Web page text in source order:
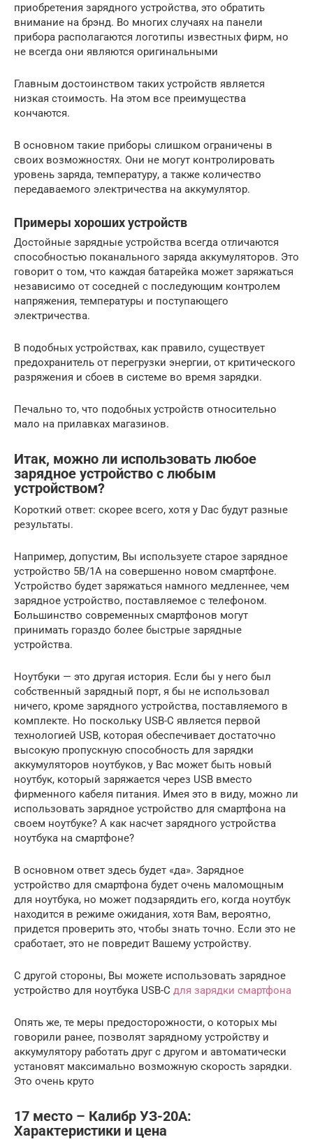
приобретения зарядного устройства, это обратить
внимание на брэнд. Во многих случаях на панели
прибора располагаются логотипы известных фирм, но
не всегда они являются оригинальными
Главным достоинством таких устройств является
низкая стоимость. На этом все преимущества
кончаются.
В основном такие приборы слишком ограничены в
своих возможностях. Они не могут контролировать
уровень заряда, температуру, а также количество
передаваемого электричества на аккумулятор.
Примеры хороших устройств
Достойные зарядные устройства всегда отличаются
способностью поканального заряда аккумуляторов. Это
говорит о том, что каждая батарейка может заряжаться
независимо от соседней с последующим контролем
напряжения, температуры и поступающего
электричества.
В подобных устройствах, как правило, существует
предохранитель от перегрузки энергии, от критического
разряжения и сбоев в системе во время зарядки.
Печально то, что подобных устройств относительно
мало на прилавках магазинов.
Итак, можно ли использовать любое
зарядное устройство с любым
устройством?
Короткий ответ: скорее всего, хотя у Dас будут разные
результаты.
Например, допустим, Вы используете старое зарядное
устройство 5В/1А на совершенно новом смартфоне.
Устройство будет заряжаться намного медленнее, чем
зарядное устройство, поставляемое с телефоном.
Большинство современных смартфонов могут
принимать гораздо более быстрые зарядные
устройства.
Ноутбуки — это другая история. Если бы у него был
собственный зарядный порт, я бы не использовал
ничего, кроме зарядного устройства, поставляемого в
комплекте. Но поскольку USB-C является первой
технологией USB, которая обеспечивает достаточно
высокую пропускную способность для зарядки
аккумуляторов ноутбуков, у Вас может быть новый
ноутбук, который заряжается через USB вместо
фирменного кабеля питания. Имея это в виду, можно ли
использовать зарядное устройство для смартфона на
своем ноутбуке? А как насчет зарядного устройства
ноутбука на смартфоне?
В основном ответ здесь будет «да». Зарядное
устройство для смартфона будет очень маломощным
для ноутбука, но может подзарядить его, когда ноутбук
находится в режиме ожидания, хотя Вам, вероятно,
придется проверить это, чтобы знать точно. Если это не
сработает, это не повредит Вашему устройству.
С другой стороны, Вы можете использовать зарядное
устройство для ноутбука USB-C для зарядки смартфона
Опять же, те меры предосторожности, о которых мы
говорили ранее, позволят зарядному устройству и
аккумулятору работать друг с другом и автоматически
установят максимально возможную скорость зарядки.
Это очень круто
17 место – Калибр УЗ-20А:
Хapaктepиcтики и цeнa